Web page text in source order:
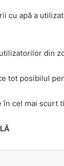
cu apă a
din
tot posibilul
cel mai scurt